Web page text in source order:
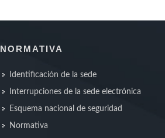
NORMATIVA
Identificación de la sede
Interrupciones de la sede electrónica
Esquema nacional de seguridad
Normativa